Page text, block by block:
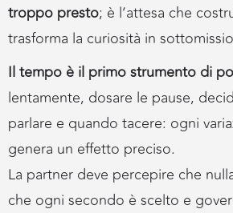
troppo presto; è l’attesa che
trasforma la curiosità in
Il tempo è il primo strumento di
lentamente, dosare le pause,
parlare e quando tacere: ogni
genera un effetto preciso.
La partner deve percepire che
che ogni secondo è scelto e